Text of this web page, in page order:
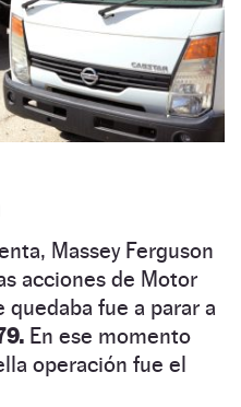
Massey Ferguson
acciones de Motor
quedaba fue a parar a
En ese momento
operación fue el